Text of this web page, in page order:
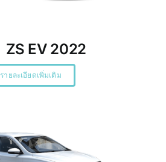
ZS EV 2022
รายละเอียดเพิ่มเติม